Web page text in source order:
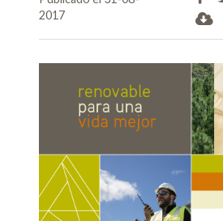
2017